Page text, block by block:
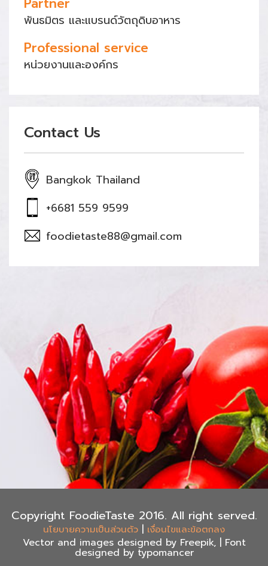
พันธมิตร และแบรนด์วัตถุดิบอาหาร
Professional service
หน่วยงานและองค์กร
Contact Us
Bangkok Thailand
+6681 559 9599
foodietaste88@gmail.com
Copyright FoodieTaste 2016. All right served.
นโยบายความเป็นส่วนตัว | เงื่อนไขและข้อตกลง
Vector and images designed by Freepik, | Font
designed by typomancer